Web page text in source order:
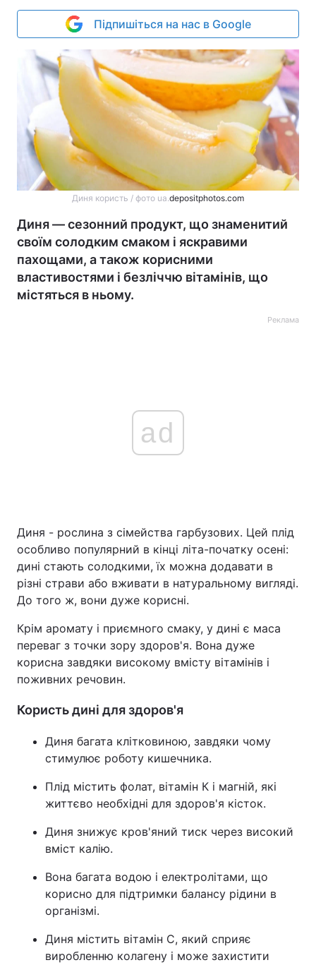
Підпишіться на нас в Google
Диня користь / фото ua.depositphotos.com
Диня — сезонний продукт, що знаменитий
своїм солодким смаком і яскравими
пахощами, а також корисними
властивостями і безліччю вітамінів, що
містяться в ньому.
Реклама
ad
Диня - рослина з сімейства гарбузових. Цей плід
особливо популярний в кінці літа-початку осені:
дині стають солодкими, їх можна додавати в
різні страви або вживати в натуральному вигляді.
До того ж, вони дуже корисні.
Крім аромату і приємного смаку, у дині є маса
переваг з точки зору здоров'я. Вона дуже
корисна завдяки високому вмісту вітамінів і
поживних речовин.
Користь дині для здоров'я
Диня багата клітковиною, завдяки чому
стимулює роботу кишечника.
Плід містить фолат, вітамін К і магній, які
життєво необхідні для здоров'я кісток.
Диня знижує кров'яний тиск через високий
вміст калію.
Вона багата водою і електролітами, що
корисно для підтримки балансу рідини в
організмі.
Диня містить вітамін С, який сприяє
виробленню колагену і може захистити